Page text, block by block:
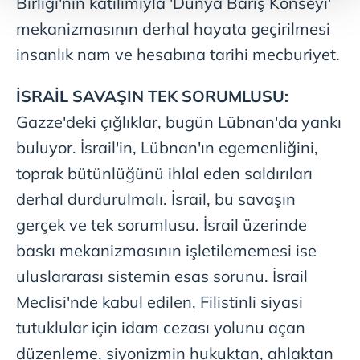
takdirde, kullanıcılara hedefli reklamlar
gösterilmeyecektir."
Sizlere daha iyi bir hizmet sunabilmek için İnternet
Sitemizde kendimize ve üçüncü kişilere ait çerezler
kullanılmaktadır. Bu çerezler vasıtasıyla çeşitli kişisel
verileriniz işlenmekte olup gerekli olan çerezler bilgi
toplumu hizmetlerinin sunulması amacıyla
kullanılmaktadır. Diğer çerezler, sitemizin daha işlevsel
kılınması ve kişiselleştirilmesi ve sizlere yönelik
reklam/pazarlama faaliyetlerinin yapılması, amaçlarıyla
sınırlı olarak açık rızanız dahilinde kullanılacaktır.
vasıtasıyla belirleyebilirsiniz. Çerezlere ilişkin detaylı bilgi
için Ayarlar butonuna tıklayabilir,Çerez Bilgilendirme
Metnimizi
ziyaret edebilirsiniz.
mekanizmasının derhal hayata geçirilmesi
insanlık nam ve hesabına tarihi mecburiyet.
İSRAİL SAVAŞIN TEK SORUMLUSU:
Gazze'deki çığlıklar, bugün Lübnan'da yankı
buluyor. İsrail'in, Lübnan'ın egemenliğini,
toprak bütünlüğünü ihlal eden saldırıları
derhal durdurulmalı. İsrail, bu savaşın
gerçek ve tek sorumlusu. İsrail üzerinde
baskı mekanizmasının işletilememesi ise
uluslararası sistemin esas sorunu. İsrail
Meclisi'nde kabul edilen, Filistinli siyasi
tutuklular için idam cezası yolunu açan
düzenleme, siyonizmin hukuktan, ahlaktan